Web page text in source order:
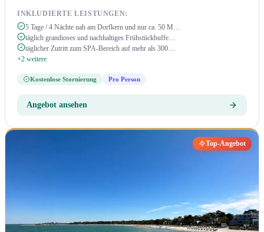
INKLUDIERTE LEISTUNGEN:
5 Tage / 4 Nächte nah am Dorfkern und nur ca. 50 M…
täglich grandioses und nachhaltiges Frühstückbuffe…
täglicher Zutritt zum SPA-Bereich auf mehr als 300…
+2 weitere
Kostenlose Stornierung Pro Person
Angebot ansehen
Top-Angebot